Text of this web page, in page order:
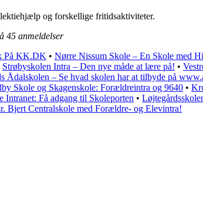
og forskellige fritidsaktiviteter.
45 anmeldelser
På KK.DK • Nørre Nissum Skole – En Skole med
Strøbyskolen Intra – Den nye måde at lære på! •
Ådalskolen – Se hvad skolen har at tilbyde på
Skole og Skagenskole: Forældreintra og 9640 •
Intranet: Få adgang til Skoleporten •
Bjert Centralskole med Forældre- og Elevintra!